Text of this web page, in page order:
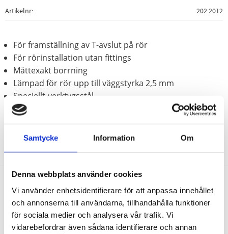
Samtycke Information Om
Denna webbplats använder cookies
Vi använder enhetsidentifierare för att anpassa innehållet
och annonserna till användarna, tillhandahålla funktioner
för sociala medier och analysera vår trafik. Vi
vidarebefordrar även sådana identifierare och annan
Artikelnr 202.2012
För framställning av T-avslut på rör
För rörinstallation utan fittings
Måttexakt borrning
Lämpad för rör upp till väggstyrka 2,5 mm
Speciellt-verktygsstål
Nyhetsbrev